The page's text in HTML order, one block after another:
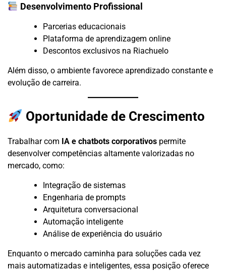
Desenvolvimento Profissional
Parcerias educacionais
Plataforma de aprendizagem online
Descontos exclusivos na Riachuelo
Além disso, o ambiente favorece aprendizado constante e
evolução de carreira.
Oportunidade de Crescimento
Trabalhar com IA e chatbots corporativos permite
desenvolver competências altamente valorizadas no
mercado, como:
Integração de sistemas
Engenharia de prompts
Arquitetura conversacional
Automação inteligente
Análise de experiência do usuário
Enquanto o mercado caminha para soluções cada vez
mais automatizadas e inteligentes, essa posição oferece